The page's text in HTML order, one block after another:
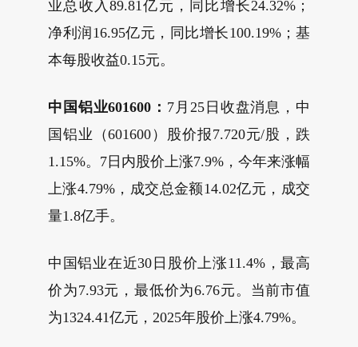
业总收入89.81亿元，同比增长24.32%；
净利润16.95亿元，同比增长100.19%；基
本每股收益0.15元。
中国铝业601600： 7月25日收盘消息，中
国铝业（601600）股价报7.720元/股，跌
1.15%。7日内股价上涨7.9%，今年来涨幅
上涨4.79%，成交总金额14.02亿元，成交
量1.8亿手。
中国铝业在近30日股价上涨11.4%，最高
价为7.93元，最低价为6.76元。当前市值
为1324.41亿元，2025年股价上涨4.79%。